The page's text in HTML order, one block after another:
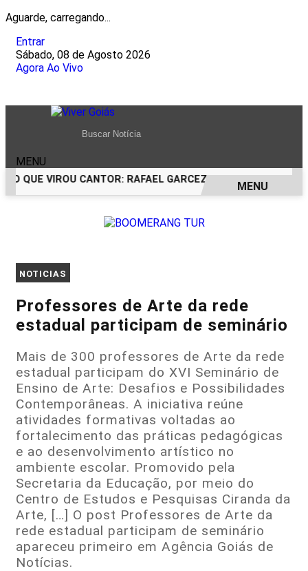
Aguarde, carregando...
Entrar
Sábado, 08 de Agosto 2026
Agora Ao Vivo
MENU
QUE VIROU CANTOR: RAFAEL GARCEZ CELEBRA 24 ANOS
MENU
NOTICIAS
Professores de Arte da rede
estadual participam de seminário
Mais de 300 professores de Arte da rede
estadual participam do XVI Seminário de
Ensino de Arte: Desafios e Possibilidades
Contemporâneas. A iniciativa reúne
atividades formativas voltadas ao
fortalecimento das práticas pedagógicas
e ao desenvolvimento artístico no
ambiente escolar. Promovido pela
Secretaria da Educação, por meio do
Centro de Estudos e Pesquisas Ciranda da
Arte, […] O post Professores de Arte da
rede estadual participam de seminário
apareceu primeiro em Agência Goiás de
Notícias.